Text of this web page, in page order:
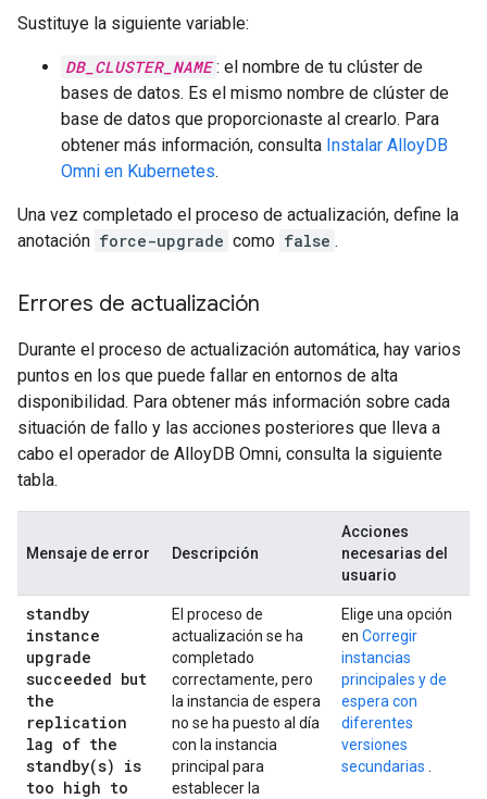
Sustituye la siguiente variable:
DB_CLUSTER_NAME : el nombre de tu clúster de
bases de datos. Es el mismo nombre de clúster de
base de datos que proporcionaste al crearlo. Para
obtener más información, consulta Instalar AlloyDB
Omni en Kubernetes.
Una vez completado el proceso de actualización, define la
anotación force-upgrade como false .
Errores de actualización
Durante el proceso de actualización automática, hay varios
puntos en los que puede fallar en entornos de alta
disponibilidad. Para obtener más información sobre cada
situación de fallo y las acciones posteriores que lleva a
cabo el operador de AlloyDB Omni, consulta la siguiente
tabla.
Mensaje de error Descripción
Acciones
necesarias del
usuario
standby
instance
upgrade
succeeded but
the
replication
lag of the
standby(s) is
too high to
El proceso de
actualización se ha
completado
correctamente, pero
la instancia de espera
no se ha puesto al día
con la instancia
principal para
establecer la
Elige una opción
en Corregir
instancias
principales y de
espera con
diferentes
versiones
secundarias